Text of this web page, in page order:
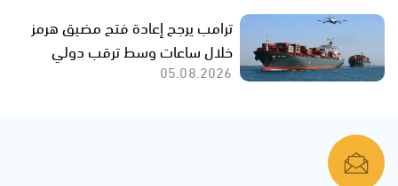
ترامب يرجح إعادة فتح مضيق هرمز
خلال ساعات وسط ترقب دولي
05.08.2026